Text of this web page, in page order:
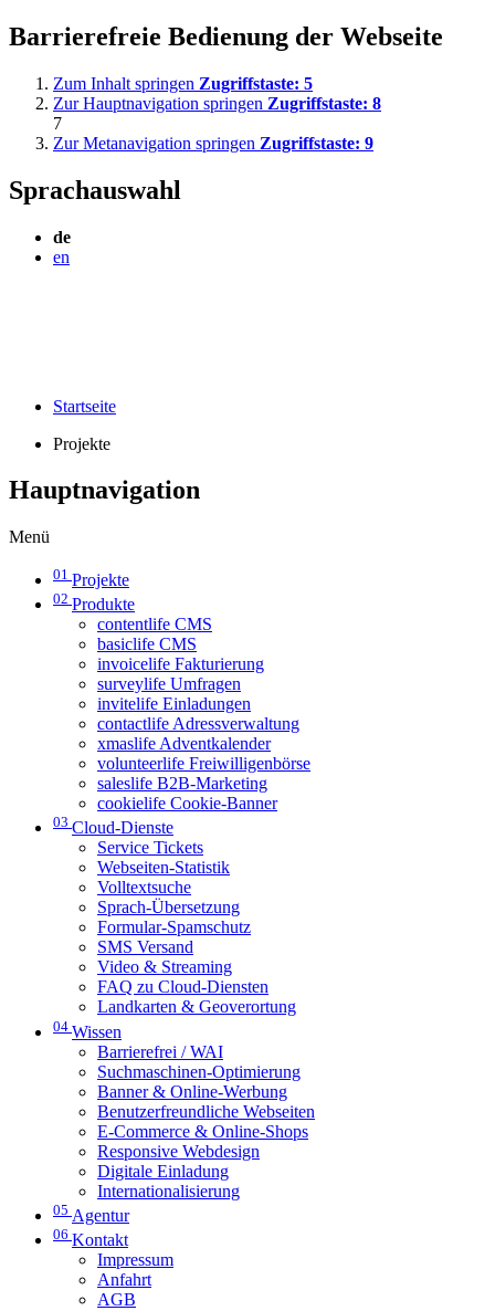
Barrierefreie Bedienung der Webseite
Zum Inhalt springen Zugriffstaste: 5
Zur Hauptnavigation springen Zugriffstaste: 8
7
Zur Metanavigation springen Zugriffstaste: 9
Sprachauswahl
de
en
Startseite
Projekte
Hauptnavigation
Menü
01 Projekte
02 Produkte
contentlife CMS
basiclife CMS
invoicelife Fakturierung
surveylife Umfragen
invitelife Einladungen
contactlife Adressverwaltung
xmaslife Adventkalender
volunteerlife Freiwilligenbörse
saleslife B2B-Marketing
cookielife Cookie-Banner
03 Cloud-Dienste
Service Tickets
Webseiten-Statistik
Volltextsuche
Sprach-Übersetzung
Formular-Spamschutz
SMS Versand
Video & Streaming
FAQ zu Cloud-Diensten
Landkarten & Geoverortung
04 Wissen
Barrierefrei / WAI
Suchmaschinen-Optimierung
Banner & Online-Werbung
Benutzerfreundliche Webseiten
E-Commerce & Online-Shops
Responsive Webdesign
Digitale Einladung
Internationalisierung
05 Agentur
06 Kontakt
Impressum
Anfahrt
AGB